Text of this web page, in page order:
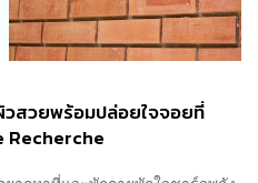
วสวยพร้อมปล่อยใจจอยที่
Recherche